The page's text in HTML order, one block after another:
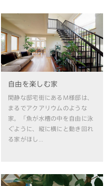
自由を楽しむ家
閑静な邸宅街にあるM様邸は、
まるでアクアリウムのような
家。「魚が水槽の中を自由に泳
ぐように、縦に横にと動き回れ
る家がほし...